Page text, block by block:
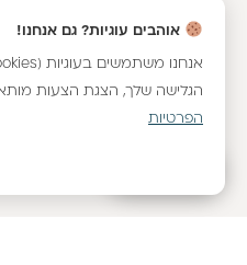
פרטי יצירת קשר
טלפון יועצת קורסים:
שירות לקוחות מחלקת
וואטסאפ
אוהבים עוגיות? גם אנחנו!
הגלישה שלך, הצגת הצעות
הפרטיות